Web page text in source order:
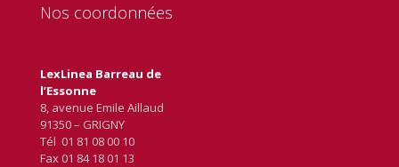
Nos coordonnées
LexLinea Barreau de
l’Essonne
8, avenue Emile Aillaud
91350 – GRIGNY
Tél 01 81 08 00 10
Fax 01 84 18 01 13